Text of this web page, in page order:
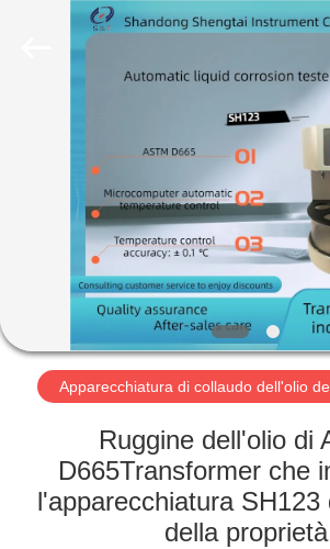
PRODOTTI
CIRCA
GIRO
DELLA
FABBRICA
CONTROLLO
Apparecchiatura di collaudo dell'olio
Ruggine dell'olio di
D665Transformer che
l'apparecchiatura SH123
della proprietà